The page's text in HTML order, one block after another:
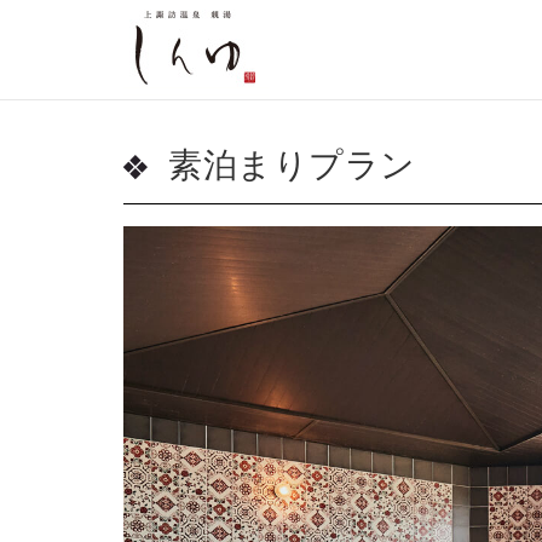
素泊まりプラン